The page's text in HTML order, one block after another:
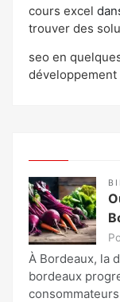
cours excel
trouver des
seo en
À Bordeaux, la
bordeaux